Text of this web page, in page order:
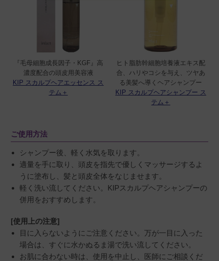
『毛母細胞成長因子・KGF』高
濃度配合の頭皮用美容液
KIP スカルプヘアエッセンス ス
テム＋
ヒト脂肪幹細胞培養液エキス配
合、ハリやコシを与え、ツヤあ
る美髪へ導くヘアシャンプー
KIP スカルプヘアシャンプー ス
テム＋
ご使用方法
シャンプー後、軽く水気を取ります。
適量を手に取り、頭皮を指先で優しくマッサージするよ
うに塗布し、髪と頭皮全体をなじませます。
軽く洗い流してください。KIPスカルプヘアシャンプーの
併用をおすすめします。
[使用上の注意]
目に入らないようにご注意ください。万が一目に入った
場合は、すぐに水かぬるま湯で洗い流してください。
お肌に合わない時は、使用を中止し、医師にご相談くだ